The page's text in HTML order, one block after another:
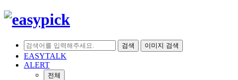
검색 이미지 검색
EASYTALK
ALERT
전체